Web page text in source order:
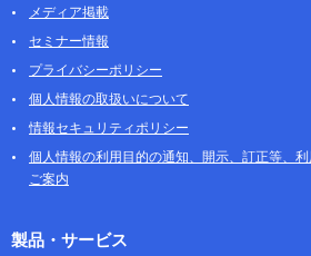
メディア掲載
セミナー情報
プライバシーポリシー
個人情報の取扱いについて
情報セキュリティポリシー
個人情報の利用目的の通知、開示、訂正等、
ご案内
製品・サービス